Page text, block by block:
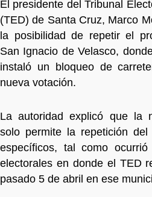
El presidente del Tribunal
(TED) de Santa Cruz, Marco
la posibilidad de repetir el
San Ignacio de Velasco,
instaló un bloqueo de
nueva votación.
La autoridad explicó que la
solo permite la repetición
específicos, tal como
electorales en donde el TED
pasado 5 de abril en ese